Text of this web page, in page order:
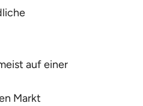
auf einer
Markt